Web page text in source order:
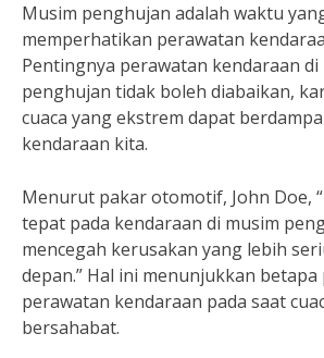
Musim penghujan adalah waktu
memperhatikan perawatan
Pentingnya perawatan kendaraan di
penghujan tidak boleh diabaikan,
cuaca yang ekstrem dapat
kendaraan kita.
Menurut pakar otomotif, John Doe,
tepat pada kendaraan di musim
mencegah kerusakan yang lebih
depan.” Hal ini menunjukkan
perawatan kendaraan pada saat
bersahabat.